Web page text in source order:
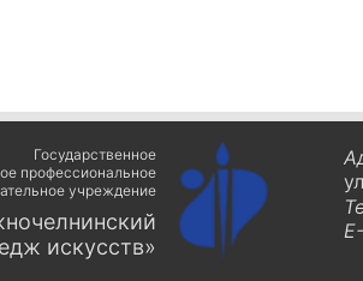
Государственное
профессиональное
учреждение
искусств»